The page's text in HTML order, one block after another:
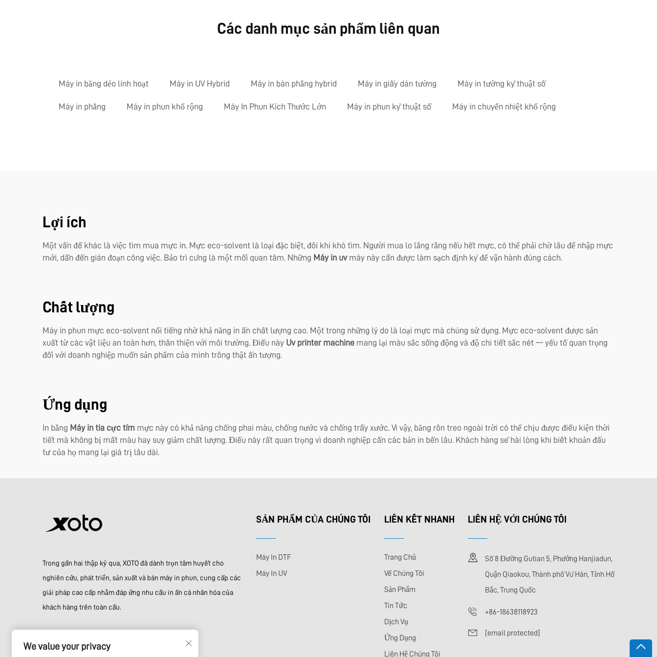
Các danh mục sản phẩm liên quan
Máy in băng dẻo linh hoạt Máy in UV Hybrid Máy in bàn phẳng hybrid Máy in giấy dán tường Máy in tường kỹ thuật số
Máy in phẳng Máy in phun khổ rộng Máy In Phun Kích Thước Lớn Máy in phun kỹ thuật số Máy in chuyển nhiệt khổ rộng
Lợi ích
Một vấn đề khác là việc tìm mua mực in. Mực eco-solvent là loại đặc biệt, đôi khi khó tìm. Người mua lo lắng rằng nếu hết mực, có thể phải chờ lâu để nhập mực
mới, dẫn đến gián đoạn công việc. Bảo trì cũng là một mối quan tâm. Những Máy in uv máy này cần được làm sạch định kỳ để vận hành đúng cách.
Chất lượng
Máy in phun mực eco-solvent nổi tiếng nhờ khả năng in ấn chất lượng cao. Một trong những lý do là loại mực mà chúng sử dụng. Mực eco-solvent được sản
xuất từ các vật liệu an toàn hơn, thân thiện với môi trường. Điều này Uv printer machine mang lại màu sắc sống động và độ chi tiết sắc nét — yếu tố quan trọng
đối với doanh nghiệp muốn sản phẩm của mình trông thật ấn tượng.
Ứng dụng
In bằng Máy in tia cực tím mực này có khả năng chống phai màu, chống nước và chống trầy xước. Vì vậy, băng rôn treo ngoài trời có thể chịu được điều kiện thời
tiết mà không bị mất màu hay suy giảm chất lượng. Điều này rất quan trọng vì doanh nghiệp cần các bản in bền lâu. Khách hàng sẽ hài lòng khi biết khoản đầu
tư của họ mang lại giá trị lâu dài.
Trong gần hai thập kỷ qua, XOTO đã dành trọn tâm huyết cho
nghiên cứu, phát triển, sản xuất và bán máy in phun, cung cấp các
giải pháp cao cấp nhằm đáp ứng nhu cầu in ấn cá nhân hóa của
khách hàng trên toàn cầu.
SẢN PHẨM CỦA CHÚNG TÔI
Máy In DTF
Máy In UV
LIÊN KẾT NHANH
Trang Chủ
Về Chúng Tôi
Sản Phẩm
Tin Tức
Dịch Vụ
Ứng Dụng
Liên Hệ Chúng Tôi
LIÊN HỆ VỚI CHÚNG TÔI
Số 8 Đường Gutian 5, Phường Hanjiadun,
Quận Qiaokou, Thành phố Vũ Hán, Tỉnh Hồ
Bắc, Trung Quốc
+86-18638118923
[email protected]
We value your privacy